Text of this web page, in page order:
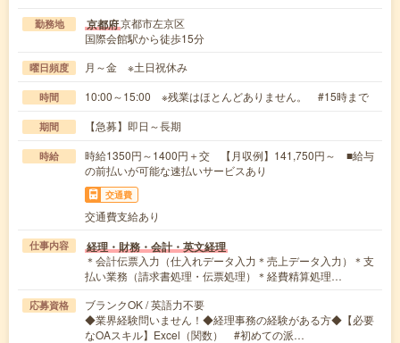
勤務地 京都府京都市左京区
国際会館駅から徒歩15分
曜日頻度 月～金 ※土日祝休み
時間 10:00～15:00 ※残業はほとんどありません。 #15時まで
期間 【急募】即日～長期
時給
時給1350円～1400円＋交 【月収例】141,750円～ ■給与
の前払いが可能な速払いサービスあり
交通費
交通費支給あり
仕事内容 経理・財務・会計・英文経理
＊会計伝票入力（仕入れデータ入力＊売上データ入力）＊支
払い業務（請求書処理・伝票処理）＊経費精算処理…
応募資格
ブランクOK / 英語力不要
◆業界経験問いません！◆経理事務の経験がある方◆【必要
なOAスキル】Excel（関数） #初めての派…